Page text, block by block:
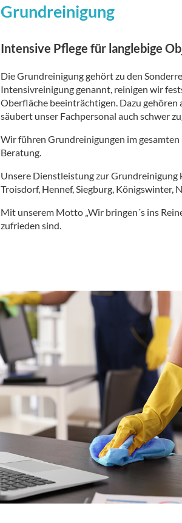
Grundreinigung
Intensive Pflege für langlebige
Die Grundreinigung gehört zu den
Intensivreinigung genannt, reinigen wir
Oberfläche beeinträchtigen. Dazu gehören
säubert unser Fachpersonal auch schwer
Wir führen Grundreinigungen im
Beratung.
Unsere Dienstleistung zur Grundreinigung
Troisdorf, Hennef, Siegburg, Königswinter,
Mit unserem Motto „Wir bringen´s ins
zufrieden sind.